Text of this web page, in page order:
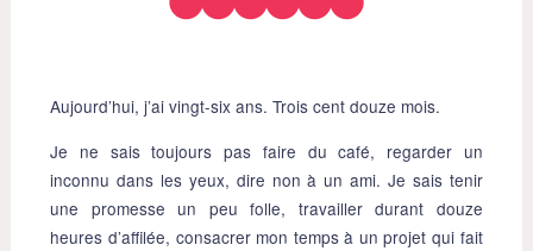
Aujourd’hui, j’ai vingt-six ans. Trois cent douze mois.
Je ne sais toujours pas faire du café, regarder un
inconnu dans les yeux, dire non à un ami. Je sais tenir
une promesse un peu folle, travailler durant douze
heures d’affilée, consacrer mon temps à un projet qui fait